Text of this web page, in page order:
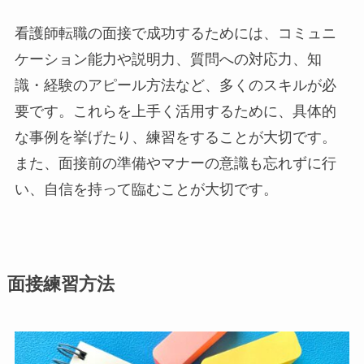
看護師転職の面接で成功するためには、コミュニ
ケーション能力や説明力、質問への対応力、知
識・経験のアピール方法など、多くのスキルが必
要です。これらを上手く活用するために、具体的
な事例を挙げたり、練習をすることが大切です。
また、面接前の準備やマナーの意識も忘れずに行
い、自信を持って臨むことが大切です。
面接練習方法